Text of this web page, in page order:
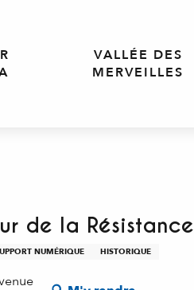
VALLÉE DES
MERVEILLES
de la Résistance
NUMÉRIQUE HISTORIQUE